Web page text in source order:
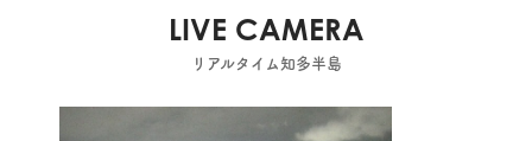
LIVE CAMERA
リアルタイム知多半島